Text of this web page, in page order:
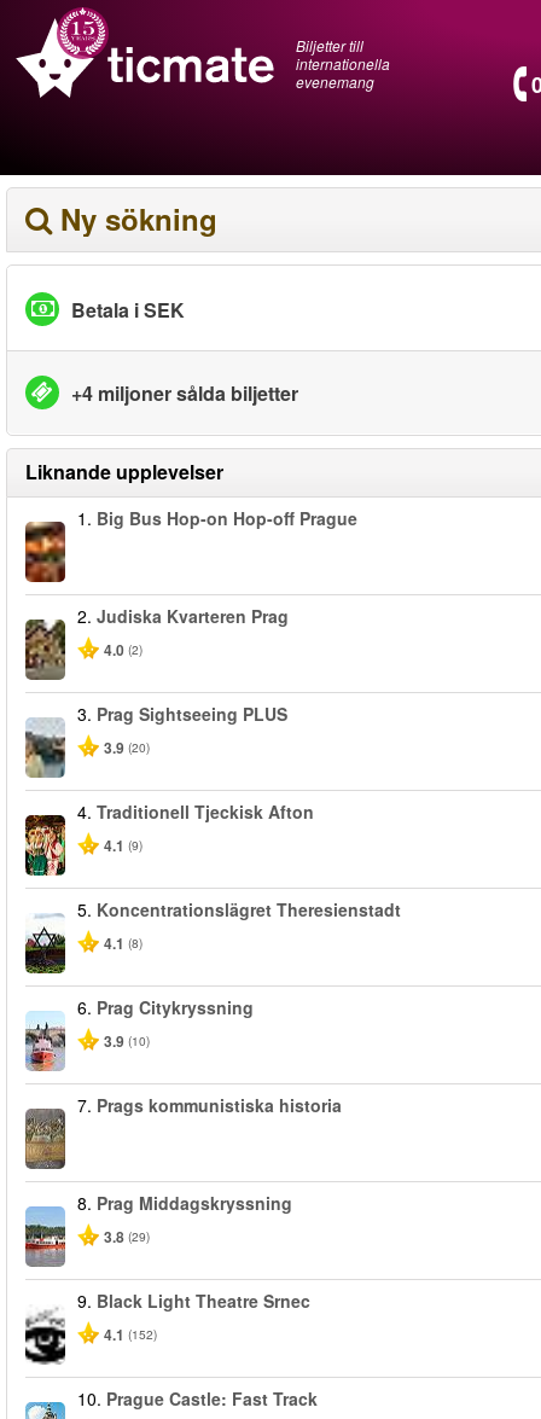
Biljetter till
internationella
evenemang
Ny sökning
Betala i SEK
+4 miljoner sålda biljetter
Liknande upplevelser
1. Big Bus Hop-on Hop-off Prague
2. Judiska Kvarteren Prag
4.0 (2)
3. Prag Sightseeing PLUS
3.9 (20)
4. Traditionell Tjeckisk Afton
4.1 (9)
5. Koncentrationslägret Theresienstadt
4.1 (8)
6. Prag Citykryssning
3.9 (10)
7. Prags kommunistiska historia
8. Prag Middagskryssning
3.8 (29)
9. Black Light Theatre Srnec
4.1 (152)
10. Prague Castle: Fast Track